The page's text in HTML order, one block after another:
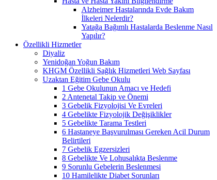
Alzheimer Hastalarında Evde Bakım
İlkeleri Nelerdir?
Yatağa Bağımlı Hastalarda Beslenme Nasıl
Yapılır?
Özellikli Hizmetler
Diyaliz
Yenidoğan Yoğun Bakım
KHGM Özellikli Sağlık Hizmetleri Web Sayfası
Uzaktan Eğitim Gebe Okulu
1 Gebe Okulunun Amacı ve Hedefi
2 Antenetal Takip ve Önemi
3 Gebelik Fizyolojisi Ve Evreleri
4 Gebelikte Fizyolojik Değişiklikler
5 Gebelikte Tarama Testleri
6 Hastaneye Başvurulması Gereken Acil Durum
Belirtileri
7 Gebelik Egzersizleri
8 Gebelikte Ve Lohusalıkta Beslenme
9 Sorunlu Gebelerin Beslenmesi
10 Hamilelikte Diabet Sorunları